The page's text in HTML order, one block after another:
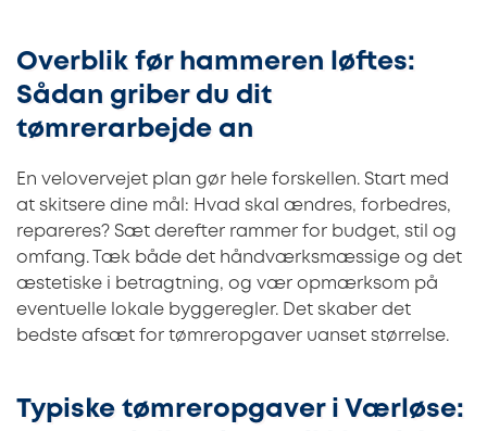
Overblik før hammeren løftes:
Sådan griber du dit
tømrerarbejde an
En velovervejet plan gør hele forskellen. Start med
at skitsere dine mål: Hvad skal ændres, forbedres,
repareres? Sæt derefter rammer for budget, stil og
omfang. Tæk både det håndværksmæssige og det
æstetiske i betragtning, og vær opmærksom på
eventuelle lokale byggeregler. Det skaber det
bedste afsæt for tømreropgaver uanset størrelse.
Typiske tømreropgaver i Værløse: